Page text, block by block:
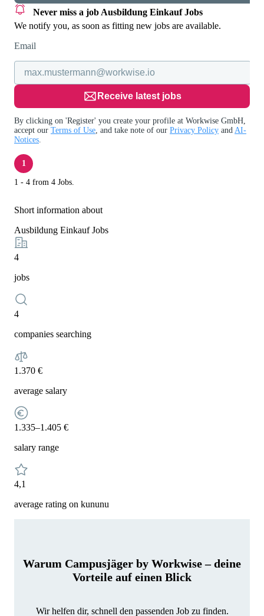
Never miss a job Ausbildung Einkauf Jobs
We notify you, as soon as fitting new jobs are available.
Email
Receive latest jobs
By clicking on 'Register' you create your profile at Workwise GmbH,
accept our Terms of Use , and take note of our Privacy Policy and AI-
Notices
1
1 - 4 from 4 Jobs.
Short information about
Ausbildung Einkauf Jobs
4
jobs
4
companies searching
1.370 €
average salary
1.335–1.405 €
salary range
4,1
average rating on kununu
Warum Campusjäger by Workwise – deine
Vorteile auf einen Blick
Wir helfen dir, schnell den passenden Job zu finden.